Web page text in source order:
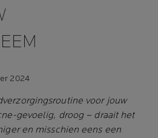
2024
voor jouw
gevoelig, droog – draait het
en misschien eens een